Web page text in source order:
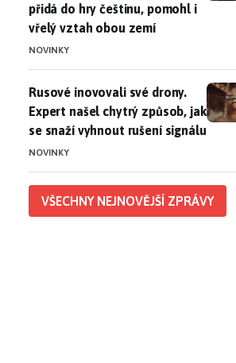
přidá do hry češtinu, pomohl i
vřelý vztah obou zemí
NOVINKY
Rusové inovovali své drony. Expert
Rusové inovovali své drony.
Expert našel chytrý způsob, jak
se snaží vyhnout rušení signálu
NOVINKY
VŠECHNY NEJNOVĚJŠÍ ZPRÁVY